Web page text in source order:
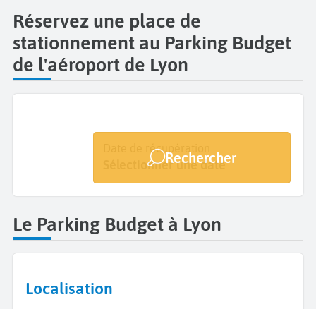
Réservez une place de
stationnement au Parking Budget
de l'aéroport de Lyon
Date de dépôt
Sélectionner une date
Date de récupération
Sélectionner une date
Rechercher
Le Parking Budget à Lyon
Localisation